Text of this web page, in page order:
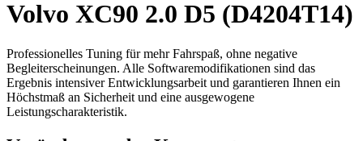
Volvo XC90 2.0 D5 (D4204T14)
Professionelles Tuning für mehr Fahrspaß, ohne negative
Begleiterscheinungen. Alle Softwaremodifikationen sind das
Ergebnis intensiver Entwicklungsarbeit und garantieren Ihnen ein
Höchstmaß an Sicherheit und eine ausgewogene
Leistungscharakteristik.